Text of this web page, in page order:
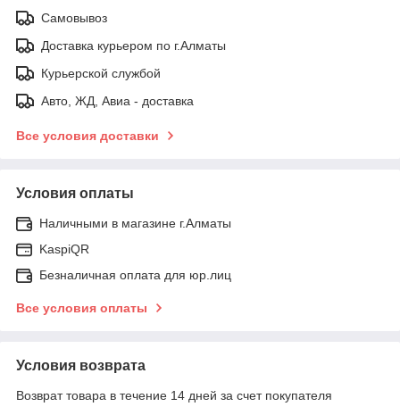
Самовывоз
Доставка курьером по г.Алматы
Курьерской службой
Авто, ЖД, Авиа - доставка
Все условия доставки
Условия оплаты
Наличными в магазине г.Алматы
KaspiQR
Безналичная оплата для юр.лиц
Все условия оплаты
Условия возврата
Возврат товара в течение 14 дней за счет покупателя